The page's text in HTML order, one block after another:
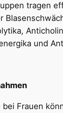
tragen
und
Frauen